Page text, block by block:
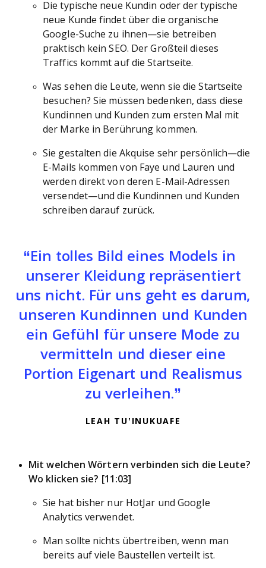
Die typische neue Kundin oder der typische
neue Kunde findet über die organische
Google-Suche zu ihnen—sie betreiben
praktisch kein SEO. Der Großteil dieses
Traffics kommt auf die Startseite.
Was sehen die Leute, wenn sie die Startseite
besuchen? Sie müssen bedenken, dass diese
Kundinnen und Kunden zum ersten Mal mit
der Marke in Berührung kommen.
Sie gestalten die Akquise sehr persönlich—die
E-Mails kommen von Faye und Lauren und
werden direkt von deren E-Mail-Adressen
versendet—und die Kundinnen und Kunden
schreiben darauf zurück.
Ein tolles Bild eines Models in
unserer Kleidung repräsentiert
uns nicht. Für uns geht es darum,
unseren Kundinnen und Kunden
ein Gefühl für unsere Mode zu
vermitteln und dieser eine
Portion Eigenart und Realismus
zu verleihen.
LEAH TU’INUKUAFE
Mit welchen Wörtern verbinden sich die Leute?
Wo klicken sie? [11:03]
Sie hat bisher nur HotJar und Google
Analytics verwendet.
Man sollte nichts übertreiben, wenn man
bereits auf viele Baustellen verteilt ist.